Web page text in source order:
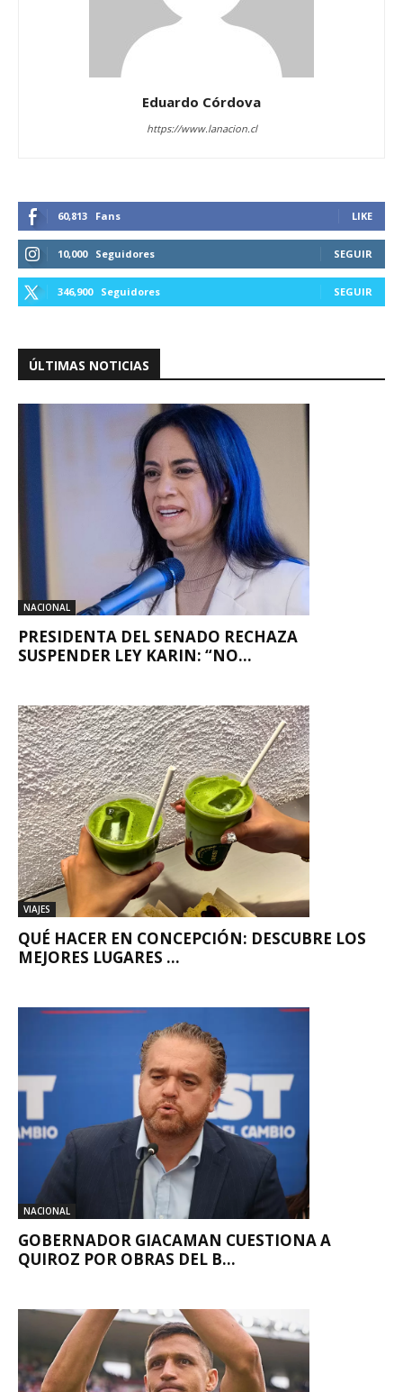
Eduardo Córdova
https://www.lanacion.cl
60,813 Fans LIKE
10,000 Seguidores SEGUIR
346,900 Seguidores SEGUIR
ÚLTIMAS NOTICIAS
NACIONAL
PRESIDENTA DEL SENADO RECHAZA
SUSPENDER LEY KARIN: “NO...
VIAJES
QUÉ HACER EN CONCEPCIÓN: DESCUBRE LOS
MEJORES LUGARES ...
NACIONAL
GOBERNADOR GIACAMAN CUESTIONA A
QUIROZ POR OBRAS DEL B...